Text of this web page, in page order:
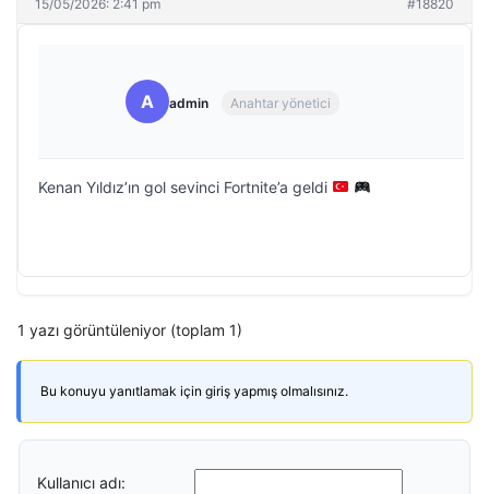
15/05/2026: 2:41 pm #18820
A admin Anahtar yönetici
Kenan Yıldız’ın gol sevinci Fortnite’a geldi
1 yazı görüntüleniyor (toplam 1)
Bu konuyu yanıtlamak için giriş yapmış olmalısınız.
Kullanıcı adı: